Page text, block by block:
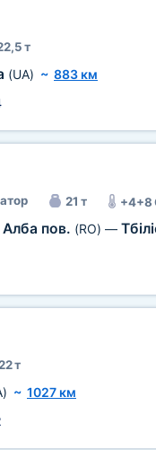
т
(UA) ~ 883 км
21 т +4+8
Алба пов. (RO) —
т
~ 1027 км